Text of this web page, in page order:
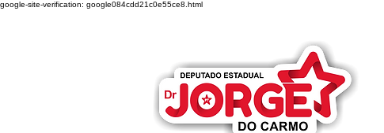
google-site-verification: google084cdd21c0e55ce8.html